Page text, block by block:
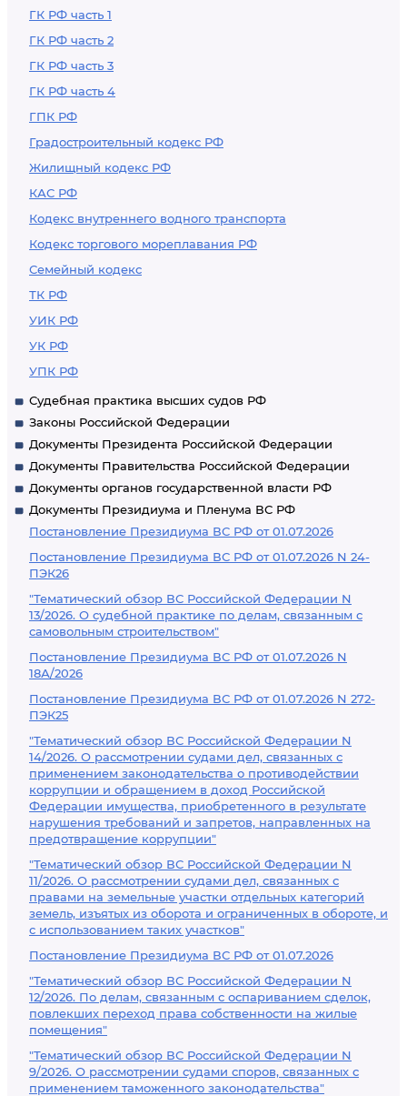
ГК РФ часть 1
ГК РФ часть 2
ГК РФ часть 3
ГК РФ часть 4
ГПК РФ
Градостроительный кодекс РФ
Жилищный кодекс РФ
КАС РФ
Кодекс внутреннего водного транспорта
Кодекс торгового мореплавания РФ
Семейный кодекс
ТК РФ
УИК РФ
УК РФ
УПК РФ
Судебная практика высших судов РФ
Законы Российской Федерации
Документы Президента Российской Федерации
Документы Правительства Российской Федерации
Документы органов государственной власти РФ
Документы Президиума и Пленума ВС РФ
Постановление Президиума ВС РФ от 01.07.2026
Постановление Президиума ВС РФ от 01.07.2026 N 24-
ПЭК26
"Тематический обзор ВС Российской Федерации N
13/2026. О судебной практике по делам, связанным с
самовольным строительством"
Постановление Президиума ВС РФ от 01.07.2026 N
18А/2026
Постановление Президиума ВС РФ от 01.07.2026 N 272-
ПЭК25
"Тематический обзор ВС Российской Федерации N
14/2026. О рассмотрении судами дел, связанных с
применением законодательства о противодействии
коррупции и обращением в доход Российской
Федерации имущества, приобретенного в результате
нарушения требований и запретов, направленных на
предотвращение коррупции"
"Тематический обзор ВС Российской Федерации N
11/2026. О рассмотрении судами дел, связанных с
правами на земельные участки отдельных категорий
земель, изъятых из оборота и ограниченных в обороте, и
с использованием таких участков"
Постановление Президиума ВС РФ от 01.07.2026
"Тематический обзор ВС Российской Федерации N
12/2026. По делам, связанным с оспариванием сделок,
повлекших переход права собственности на жилые
помещения"
"Тематический обзор ВС Российской Федерации N
9/2026. О рассмотрении судами споров, связанных с
применением таможенного законодательства"